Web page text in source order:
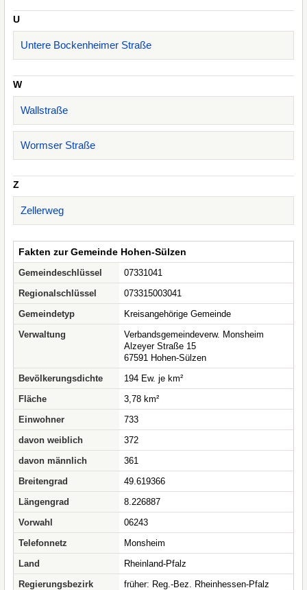
U
Untere Bockenheimer Straße
W
Wallstraße
Wormser Straße
Z
Zellerweg
Fakten zur Gemeinde Hohen-Sülzen
Gemeindeschlüssel
07331041
Regionalschlüssel
073315003041
Gemeindetyp
Kreisangehörige Gemeinde
Verwaltung
Verbandsgemeindeverw. Monsheim
Alzeyer Straße 15
67591 Hohen-Sülzen
Bevölkerungsdichte
194 Ew. je km²
Fläche
3,78 km²
Einwohner
733
davon weiblich
372
davon männlich
361
Breitengrad
49.619366
Längengrad
8.226887
Vorwahl
06243
Telefonnetz
Monsheim
Land
Rheinland-Pfalz
Regierungsbezirk
früher: Reg.-Bez. Rheinhessen-Pfalz